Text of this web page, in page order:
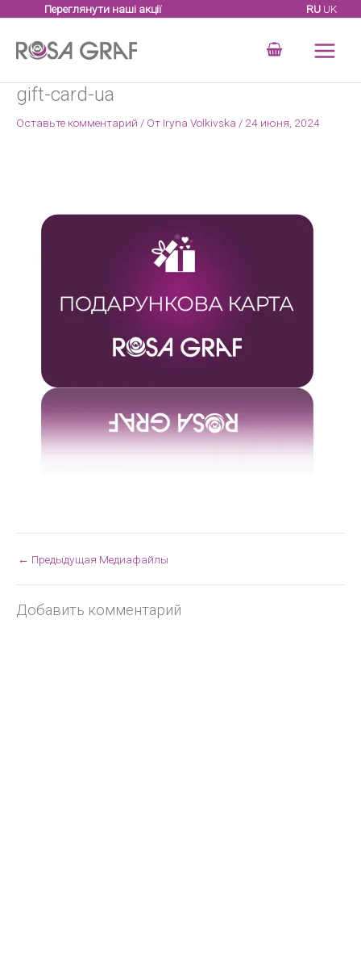
содержимому
Переглянути наші акції RU UK
gift-card-ua
Оставьте комментарий / От Iryna Volkivska / 24 июня, 2024
← Предыдущая Медиафайлы
Добавить комментарий